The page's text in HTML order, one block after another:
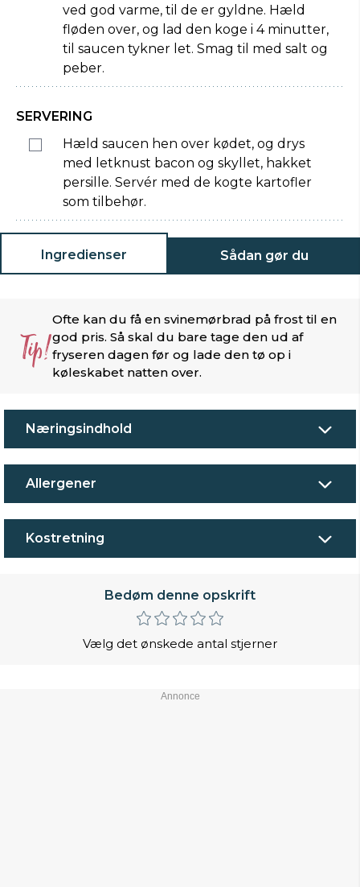
ved god varme, til de er gyldne. Hæld
fløden over, og lad den koge i 4 minutter,
til saucen tykner let. Smag til med salt og
peber.
SERVERING
Hæld saucen hen over kødet, og drys
med letknust bacon og skyllet, hakket
persille. Servér med de kogte kartofler
som tilbehør.
Ingredienser Sådan gør du
Tip!
Ofte kan du få en svinemørbrad på frost til en
god pris. Så skal du bare tage den ud af
fryseren dagen før og lade den tø op i
køleskabet natten over.
Næringsindhold
Allergener
Kostretning
Bedøm denne opskrift
Vælg det ønskede antal stjerner